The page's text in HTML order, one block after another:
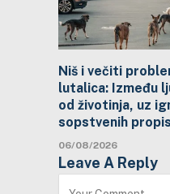
Niš i večiti
lutalica: Između
od životinja, uz
sopstvenih
06/08/2026
Leave A Reply